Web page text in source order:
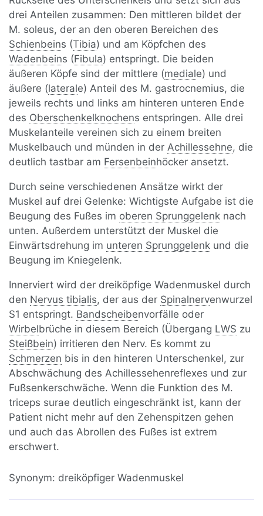
drei Anteilen zusammen: Den mittleren bildet der
M. soleus, der an den oberen Bereichen des
Schienbeins (Tibia) und am Köpfchen des
Wadenbeins (Fibula) entspringt. Die beiden
äußeren Köpfe sind der mittlere (mediale) und
äußere (laterale) Anteil des M. gastrocnemius, die
jeweils rechts und links am hinteren unteren Ende
des Oberschenkelknochens entspringen. Alle drei
Muskelanteile vereinen sich zu einem breiten
Muskelbauch und münden in der Achillessehne, die
deutlich tastbar am Fersenbeinhöcker ansetzt.
Durch seine verschiedenen Ansätze wirkt der
Muskel auf drei Gelenke: Wichtigste Aufgabe ist die
Beugung des Fußes im oberen Sprunggelenk nach
unten. Außerdem unterstützt der Muskel die
Einwärtsdrehung im unteren Sprunggelenk und die
Beugung im Kniegelenk.
Innerviert wird der dreiköpfige Wadenmuskel durch
den Nervus tibialis, der aus der Spinalnervenwurzel
S1 entspringt. Bandscheibenvorfälle oder
Wirbelbrüche in diesem Bereich (Übergang LWS zu
Steißbein) irritieren den Nerv. Es kommt zu
Schmerzen bis in den hinteren Unterschenkel, zur
Abschwächung des Achillessehenreflexes und zur
Fußsenkerschwäche. Wenn die Funktion des M.
triceps surae deutlich eingeschränkt ist, kann der
Patient nicht mehr auf den Zehenspitzen gehen
und auch das Abrollen des Fußes ist extrem
erschwert.
Synonym: dreiköpfiger Wadenmuskel